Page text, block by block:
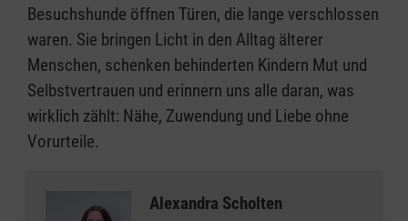
Besuchshunde öffnen Türen, die lange verschlossen
waren. Sie bringen Licht in den Alltag älterer
Menschen, schenken behinderten Kindern Mut und
Selbstvertrauen und erinnern uns alle daran, was
wirklich zählt: Nähe, Zuwendung und Liebe ohne
Vorurteile.
Alexandra Scholten